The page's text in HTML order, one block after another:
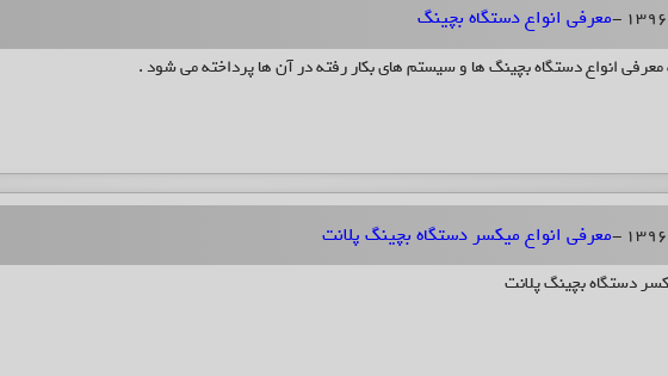
معرفی انواع دستگاه بچینگ
انواع دستگاه بچینگ ها و سیستم های بکار رفته در آن ها پرداخته می شود .
معرفی انواع میکسر دستگاه بچینگ پلانت
دستگاه بچینگ پلانت